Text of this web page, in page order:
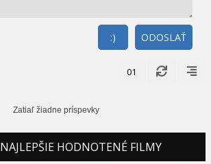
ODOSLAŤ
:)
01
Zatiaľ žiadne príspevky
NAJLEPŠIE HODNOTENÉ FILMY